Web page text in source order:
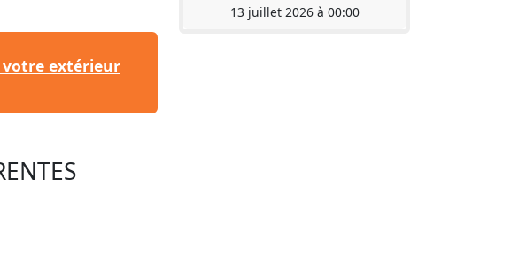
votre extérieur
13 juillet 2026 à 00:00